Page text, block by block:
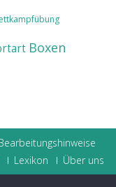
Boxen
Lexikon Über uns